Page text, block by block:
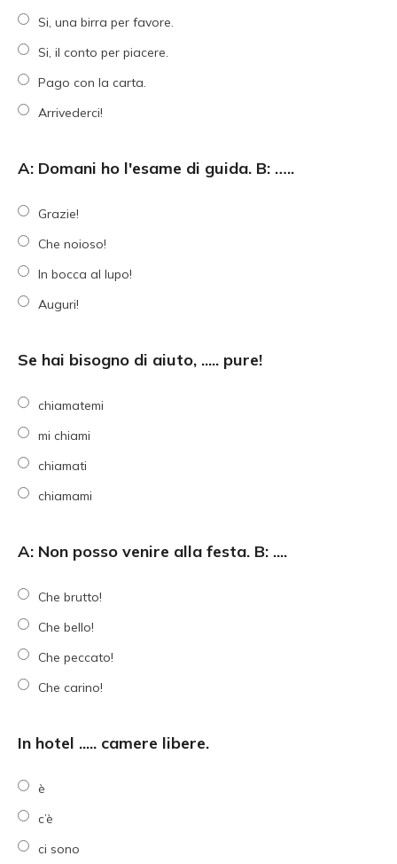
Si, una birra per favore.
Si, il conto per piacere.
Pago con la carta.
Arrivederci!
A: Domani ho l'esame di guida. B: …..
Grazie!
Che noioso!
In bocca al lupo!
Auguri!
Se hai bisogno di aiuto, ..... pure!
chiamatemi
mi chiami
chiamati
chiamami
A: Non posso venire alla festa. B: ....
Che brutto!
Che bello!
Che peccato!
Che carino!
In hotel ..... camere libere.
è
c’è
ci sono